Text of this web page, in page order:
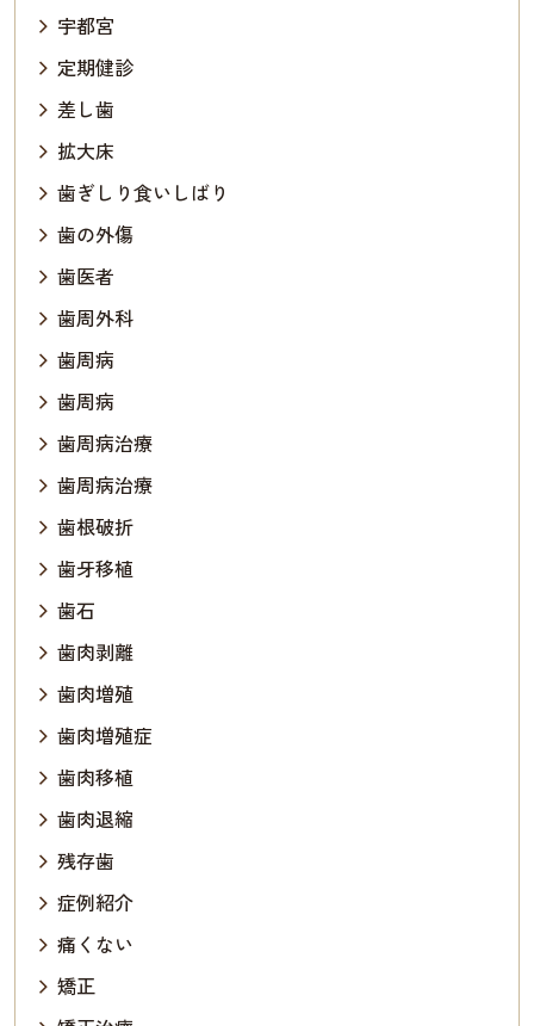
宇都宮
定期健診
差し歯
拡大床
歯ぎしり食いしばり
歯の外傷
歯医者
歯周外科
歯周病
歯周病
歯周病治療
歯周病治療
歯根破折
歯牙移植
歯石
歯肉剥離
歯肉増殖
歯肉増殖症
歯肉移植
歯肉退縮
残存歯
症例紹介
痛くない
矯正